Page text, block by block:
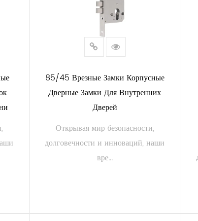
сочетание качества, производительности и
объект, наши замки созданы для того, чтобы
безопасность. Выберите наши врезные замки
85/45 Врезные Замки Корпусные
Дверные Замки Для Внутренних
Дверей
Открывая мир безопасности,
долговечности и инноваций, наши
вре...